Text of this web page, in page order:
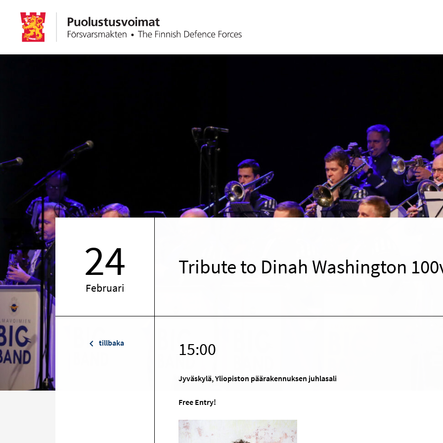
24
Februari
Tribute to Dinah Washington
tillbaka 15:00
Jyväskylä, Yliopiston päärakennuksen juhlasali
Free Entry!